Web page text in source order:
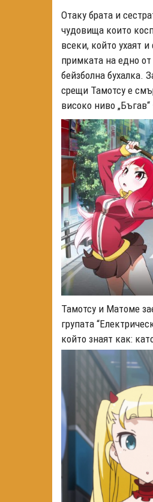
Отаку братa и
чудовища които
всеки, който ухаят
примката на едно
бейзболна бухалка.
срещи Тамотсу е
високо ниво
Тамотсу и Матоме
групата
който знаят как: